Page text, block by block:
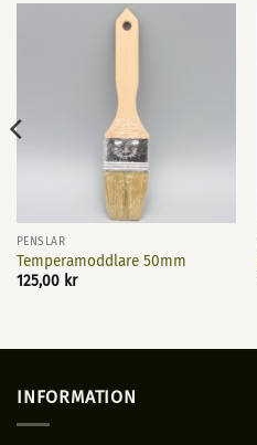
PENSLAR
Temperamoddlare 50mm
125,00 kr
INFORMATION